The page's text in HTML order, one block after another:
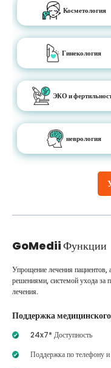
Косметология
Гинекология
ЭКО и
неврология
GoMediiФункции
Упрощение лечения пациентов,
решениями, системой ухода за
лечения.
Поддержка
24x7* Доступность
Поддержка по телефону и